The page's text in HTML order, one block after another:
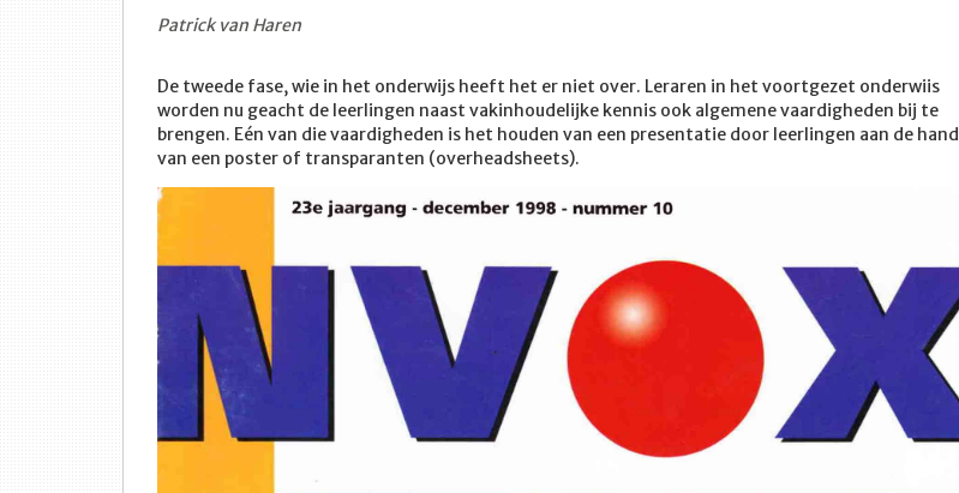
Patrick van Haren
De tweede fase, wie in het onderwijs heeft het er niet over. Leraren in het voortgezet onderwiis
worden nu geacht de leerlingen naast vakinhoudelijke kennis ook algemene vaardigheden bij te
brengen. Eén van die vaardigheden is het houden van een presentatie door leerlingen aan de hand
van een poster of transparanten (overheadsheets).